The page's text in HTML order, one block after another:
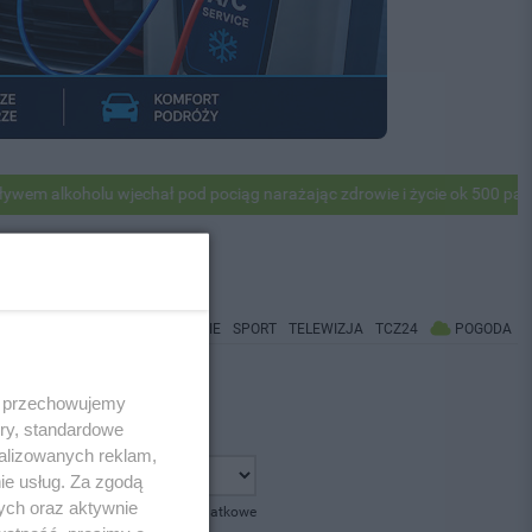
alkoholu wjechał pod pociąg narażając zdrowie i życie ok 500
CO BĘDZIE SPORT TELEWIZJA TCZ24 POGODA
pokaż opcje dodatkowe
standardowe
reklam,
usług. Za zgodą
oraz aktywnie